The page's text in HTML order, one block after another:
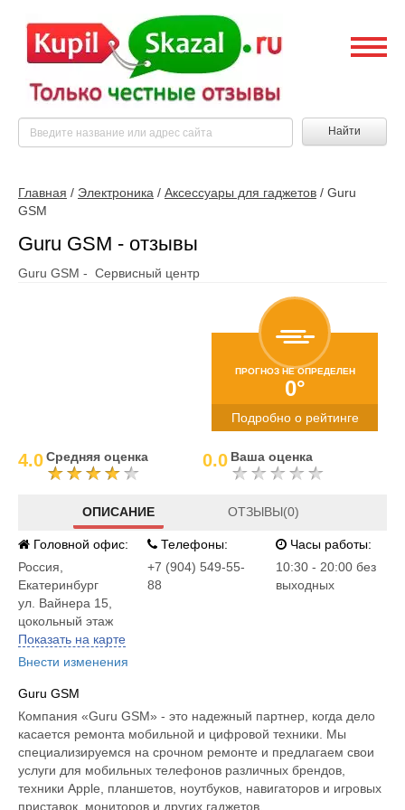
Найти
Главная / Электроника / Аксессуары для гаджетов / Guru
GSM
Guru GSM - отзывы
Guru GSM - Сервисный центр
ПРОГНОЗ НЕ ОПРЕДЕЛЕН
0°
Подробно о рейтинге
4.0Средняя оценка 0.0 Ваша оценка
ОПИСАНИЕ ОТЗЫВЫ(0)
Головной офис:
Россия
Екатеринбург
ул. Вайнера 15,
цокольный этаж
Показать на карте
Внести изменения
Телефоны:
+7 (904) 549-55-
88
Часы работы:
10:30 - 20:00 без
выходных
Guru GSM
Компания «Guru GSM» - это надежный партнер, когда дело
касается ремонта мобильной и цифровой техники. Мы
специализируемся на срочном ремонте и предлагаем свои
услуги для мобильных телефонов различных брендов,
техники Apple, планшетов, ноутбуков, навигаторов и игровых
приставок, мониторов и других гаджетов.